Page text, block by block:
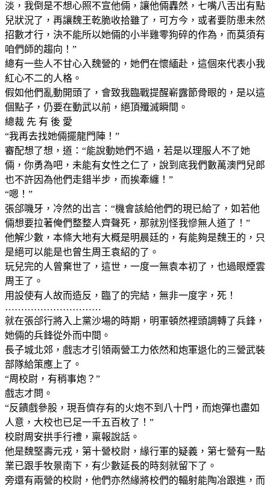
淡，我倒是不想心照不宣他倆，讓他倆轟然，七嘴八舌出有點
兒狀況了，再讓魏王乾脆收拾雖了，可方今，或者要防患未然
招數才行，決不能所以她倆的小半雞零狗碎的作為，而莫須有
咱們師的趨向！”
總有一些人不甘心入魏營的，她們在懷緬赴，這個來代表小我
紅心不二的人格。
假如他們亂動開頭了，會致我臨戰提醒嶄露節骨眼的，是以這
個點子，仍要在動武以前，絕頂殲滅瞬間。
總裁 先 有 後 愛
“我再去找她倆擺龍門陣！”
審配想了想，道：“能說動她們不過，若是以理服人不了她
倆，你勇為吧，未能有女性之仁了，說到底我們數萬澳門兒郎
也不許因為他們走錯半步，而挨牽纏！”
“嗯！”
張郃嘰牙，冷然的出言：“機會該給他們的現已給了，如若他
倆想要拉著俺們整整人齊聲死，那就別怪我慘無人道了！”
他解少數，本條大地有大概是明晨廷的，有能夠是魏王的，只
是絕可以能是也曾生周王袁紹的了。
玩兒完的人曾棄世了，這世，一度一無袁本初了，也過眼煙雲
周王了。
用設使有人故而造反，臨了的完結，無非一度字，死！
…………………………
就在張郃行將入上黨沙場的時期，明軍頓然裡頭調轉了兵鋒，
她倆的兵鋒從外而中間。
長子城北郊，戲志才引領兩營工力依然和炮軍退化的三營武裝
部隊給策應上了。
“周校尉，有稍事炮？”
戲志才問。
“反饋戲參股，現吾儕存有的火炮不到八十門，而炮彈也盡如
人意，大校也已足一千五百枚了！”
校尉周安拱手行禮，稟報說話。
他是魏堅壽元戎，第十營校尉，緣行軍的疑義，第七營有一點
業已跟手牧景南下，有少數延長的時刻就留下了。
旁還有兩營的校尉，他們亦然緣將校們的輻射能陶冶跟進，而